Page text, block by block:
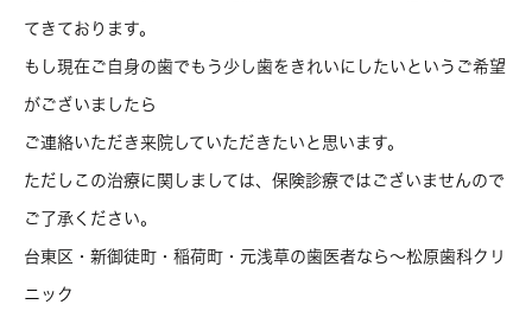
てきております。
もし現在ご自身の歯でもう少し歯をきれいにしたいというご希望
がございましたら
ご連絡いただき来院していただきたいと思います。
ただしこの治療に関しましては、保険診療ではございませんので
ご了承ください。
台東区・新御徒町・稲荷町・元浅草の歯医者なら～松原歯科クリ
ニック